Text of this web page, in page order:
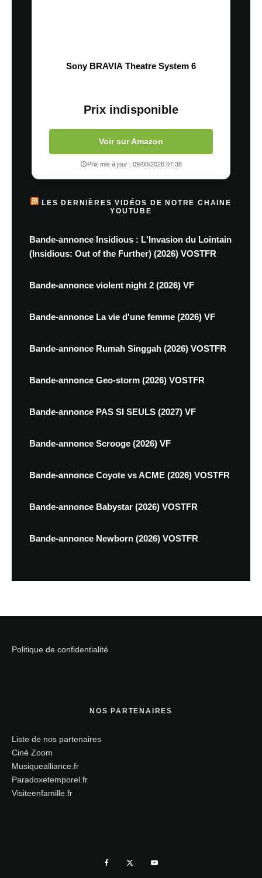
Sony BRAVIA Theatre System 6
Prix indisponible
Voir sur Amazon
Prix mis à jour : 09/08/2026 07:38
LES DERNIÈRES VIDÉOS DE NOTRE CHAINE
YOUTUBE
Bande-annonce Insidious : L'Invasion du Lointain
(Insidious: Out of the Further) (2026) VOSTFR
Bande-annonce violent night 2 (2026) VF
Bande-annonce La vie d'une femme (2026) VF
Bande-annonce Rumah Singgah (2026) VOSTFR
Bande-annonce Geo-storm (2026) VOSTFR
Bande-annonce PAS SI SEULS (2027) VF
Bande-annonce Scrooge (2026) VF
Bande-annonce Coyote vs ACME (2026) VOSTFR
Bande-annonce Babystar (2026) VOSTFR
Bande-annonce Newborn (2026) VOSTFR
Politique de confidentialité
NOS PARTENAIRES
Liste de nos partenaires
Ciné Zoom
Musiquealliance.fr
Paradoxetemporel.fr
Visiteenfamille.fr